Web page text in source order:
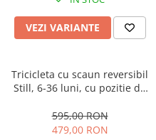
Bluze, pieptarase, mentite
Ciorapi
Pantaloni de exterior
Bluze si pulovere
Bluze, pieptarase, mentite
Pantaloni de exterior
Bluze si pulovere
Babetele
Cos depozitare jucarii
Jocuri educative si de societate
Mingii
Jucarii gonflabile
Jucarii de nisip
Incaltaminte de panza
VEZI VARIANTE
Tricicleta cu scaun reversibil
Still, 6-36 luni, cu pozitie de
cu lumini si muzica, SL07
595,00 RON
479,00 RON